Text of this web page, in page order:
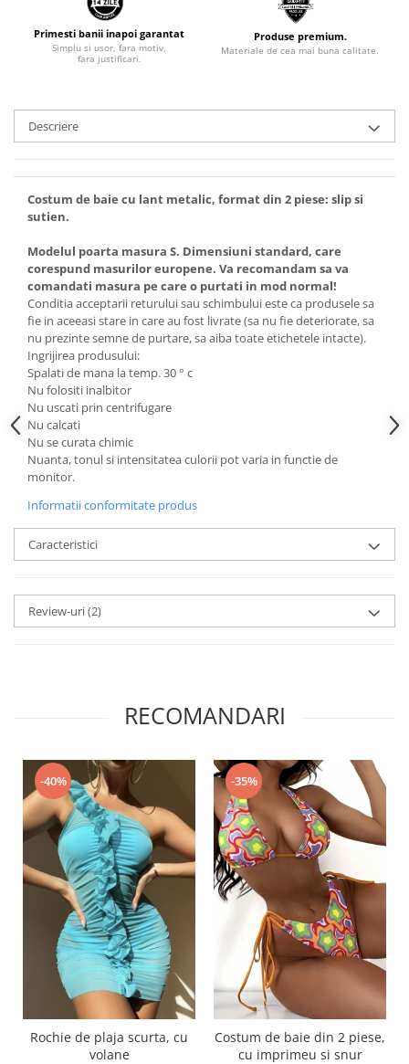
Primesti banii inapoi garantat
Simplu si usor, fara motiv,
fara justificari.
Produse premium.
Materiale de cea mai buna calitate.
Descriere
Costum de baie cu lant metalic, format din 2 piese: slip si
sutien.
Modelul poarta masura S. Dimensiuni standard, care
corespund masurilor europene. Va recomandam sa va
comandati masura pe care o purtati in mod normal!
Conditia acceptarii returului sau schimbului este ca produsele sa
fie in aceeasi stare in care au fost livrate (sa nu fie deteriorate, sa
nu prezinte semne de purtare, sa aiba toate etichetele intacte).
Ingrijirea produsului:
Spalati de mana la temp. 30 ° c
Nu folositi inalbitor
Nu uscati prin centrifugare
Nu calcati
Nu se curata chimic
Nuanta, tonul si intensitatea culorii pot varia in functie de
monitor.
Informatii conformitate produs
Caracteristici
Review-uri(2)
RECOMANDARI
-40%
Rochie de plaja scurta, cu
volane
-35%
Costum de baie din 2 piese,
cu imprimeu si snur